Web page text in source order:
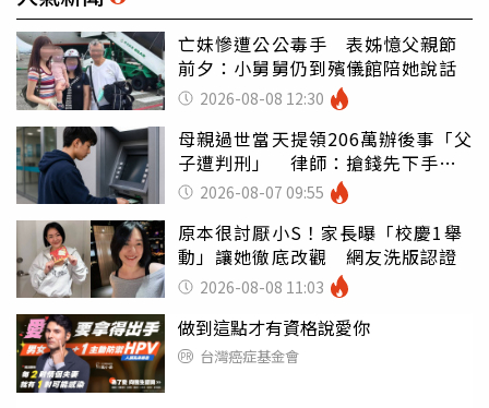
亡妹慘遭公公毒手 表姊憶父親節
前夕：小舅舅仍到殯儀館陪她說話
2026-08-08 12:30
母親過世當天提領206萬辦後事「父
子遭判刑」 律師：搶錢先下手是
罪 2026-08-07 09:55
原本很討厭小S！家長曝「校慶1舉
動」讓她徹底改觀 網友洗版認證
2026-08-08 11:03
做到這點才有資格說愛你
台灣癌症基金會